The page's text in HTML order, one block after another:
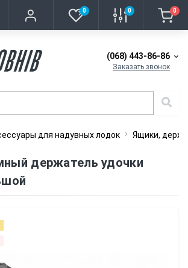
0 0 0
(068) 443-86-86
Заказать звонок
для надувных лодок Ящики,
держатель удочки